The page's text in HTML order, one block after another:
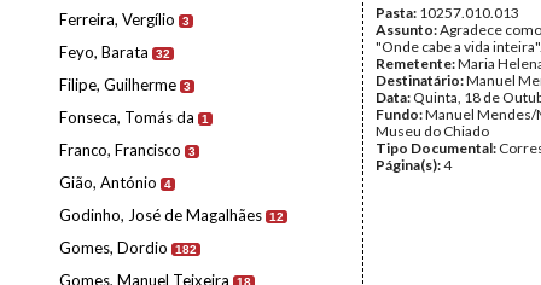
Ferreira, Vergílio 3
Feyo, Barata 32
Filipe, Guilherme 3
Fonseca, Tomás da 1
Franco, Francisco 3
Gião, António 4
Godinho, José de Magalhães 12
Gomes, Dordio 182
Gomes, Manuel Teixeira 18
Pasta: 10257.010.013
Assunto:Agradece
"Onde cabe a vida
Remetente:Maria
Destinatário:Manuel
Data: Quinta, 18 de
Fundo:Manuel Mendes/
Museu do Chiado
Tipo Documental:
Página(s):4